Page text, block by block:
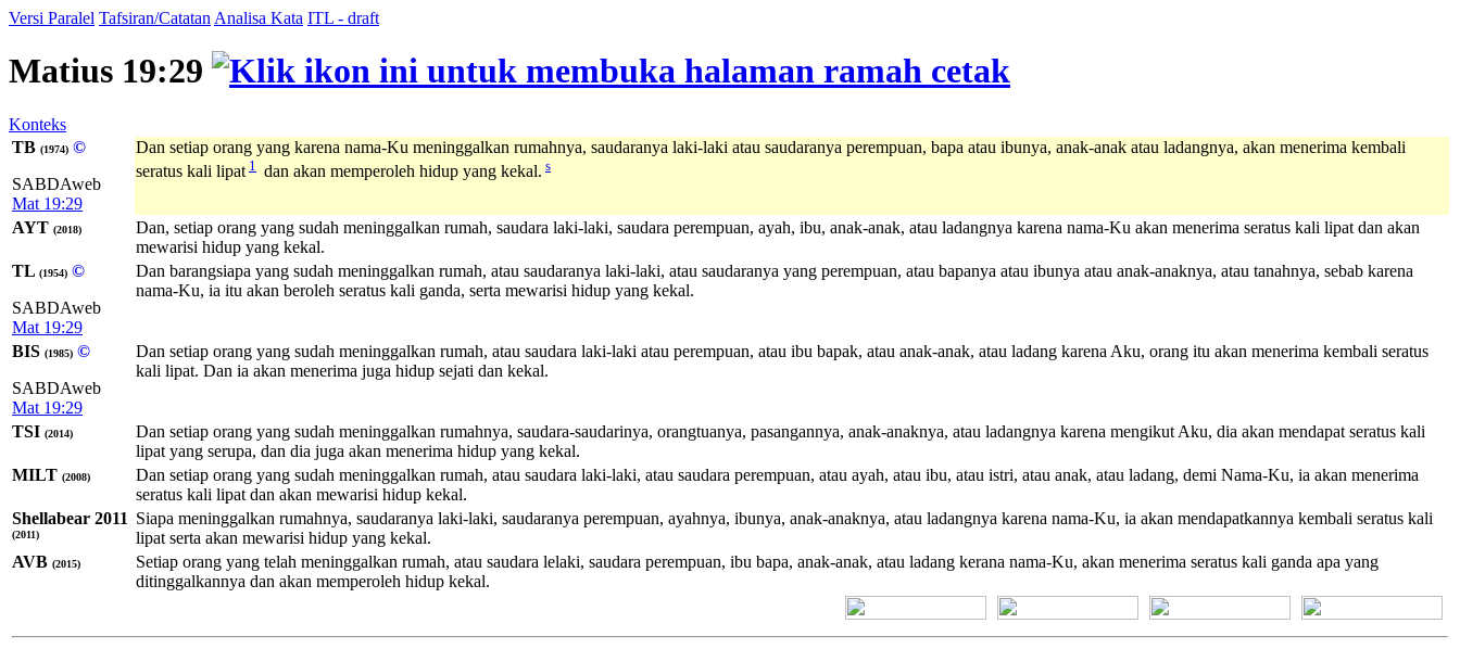
Versi Paralel Tafsiran/Catatan Analisa Kata ITL - draft
Matius 19:29
Konteks
TB (1974) ©
SABDAweb
Mat 19:29
Dan setiap orang yang karena nama-Ku meninggalkan rumahnya, saudaranya laki-laki atau saudaranya perempuan, bapa atau ibunya, anak-anak atau ladangnya, akan menerima kembali
seratus kali lipat 1 dan akan memperoleh hidup yang kekal. s
AYT (2018)
Dan, setiap orang yang sudah meninggalkan rumah, saudara laki-laki, saudara perempuan, ayah, ibu, anak-anak, atau ladangnya karena nama-Ku akan menerima seratus kali lipat dan akan
mewarisi hidup yang kekal.
TL (1954) ©
SABDAweb
Mat 19:29
Dan barangsiapa yang sudah meninggalkan rumah, atau saudaranya laki-laki, atau saudaranya yang perempuan, atau bapanya atau ibunya atau anak-anaknya, atau tanahnya, sebab karena
nama-Ku, ia itu akan beroleh seratus kali ganda, serta mewarisi hidup yang kekal.
BIS (1985) ©
SABDAweb
Mat 19:29
Dan setiap orang yang sudah meninggalkan rumah, atau saudara laki-laki atau perempuan, atau ibu bapak, atau anak-anak, atau ladang karena Aku, orang itu akan menerima kembali seratus
kali lipat. Dan ia akan menerima juga hidup sejati dan kekal.
TSI (2014)
Dan setiap orang yang sudah meninggalkan rumahnya, saudara-saudarinya, orangtuanya, pasangannya, anak-anaknya, atau ladangnya karena mengikut Aku, dia akan mendapat seratus kali
lipat yang serupa, dan dia juga akan menerima hidup yang kekal.
MILT (2008)
Dan setiap orang yang sudah meninggalkan rumah, atau saudara laki-laki, atau saudara perempuan, atau ayah, atau ibu, atau istri, atau anak, atau ladang, demi Nama-Ku, ia akan menerima
seratus kali lipat dan akan mewarisi hidup kekal.
Shellabear 2011
(2011)
Siapa meninggalkan rumahnya, saudaranya laki-laki, saudaranya perempuan, ayahnya, ibunya, anak-anaknya, atau ladangnya karena nama-Ku, ia akan mendapatkannya kembali seratus kali
lipat serta akan mewarisi hidup yang kekal.
AVB (2015)
Setiap orang yang telah meninggalkan rumah, atau saudara lelaki, saudara perempuan, ibu bapa, anak-anak, atau ladang kerana nama-Ku, akan menerima seratus kali ganda apa yang
ditinggalkannya dan akan memperoleh hidup kekal.